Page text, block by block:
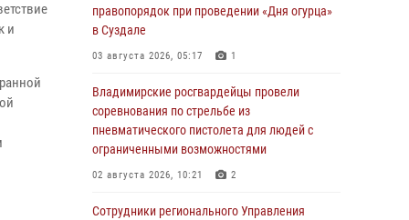
и
правопорядок при проведении «Дня огурца»
в Суздале
03 августа 2026, 05:17 1
Владимирские росгвардейцы провели
соревнования по стрельбе из
пневматического пистолета для людей с
ограниченными возможностями
02 августа 2026, 10:21 2
Сотрудники регионального Управления